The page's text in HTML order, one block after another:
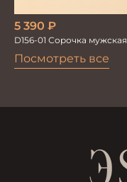
Посмотреть все
5 390 ₽
D156-01 Сорочка мужская